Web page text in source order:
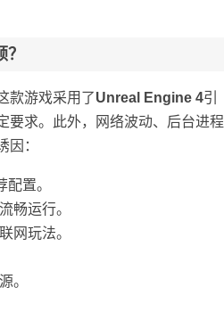
款游戏采用了Unreal Engine 4引
要求。此外，网络波动、后台进程
：
置。
畅运行。
网玩法。
。